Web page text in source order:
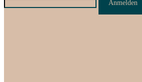
Anmelden